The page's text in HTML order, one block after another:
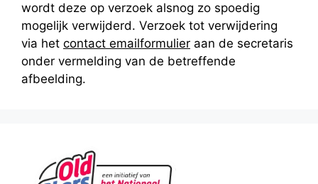
wordt deze op verzoek alsnog zo spoedig
mogelijk verwijderd. Verzoek tot verwijdering
via het contact emailformulier aan de secretaris
onder vermelding van de betreffende
afbeelding.